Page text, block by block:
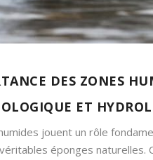
DES ZONES
ET
jouent un rôle
éponges naturelles.